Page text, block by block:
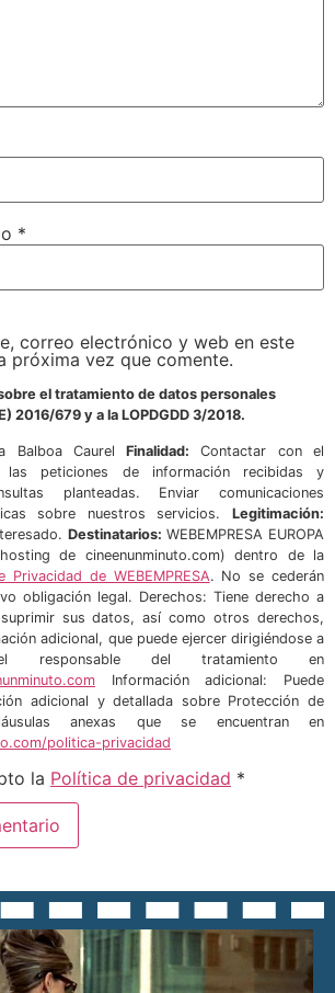
*
correo electrónico y web en este
próxima vez que comente.
el tratamiento de datos personales
2016/679 y a la LOPDGDD 3/2018.
Balboa CaurelFinalidad: Contactar con el
las peticiones de información recibidas y
planteadas. Enviar comunicaciones
sobre nuestros servicios. Legitimación:
Destinatarios: WEBEMPRESA EUROPA
de cineenunminuto.com) dentro de la
de WEBEMPRESA. No se cederán
obligación legal. Derechos: Tiene derecho a
sus datos, así como otros derechos,
adicional, que puede ejercer dirigiéndose a
responsable del tratamiento en
Información adicional: Puede
adicional y detallada sobre Protección de
anexas que se encuentran en
politica-privacidad
la Política de privacidad *